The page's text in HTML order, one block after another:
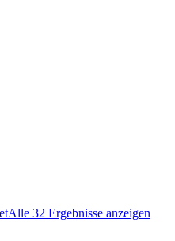
Alle 32 Ergebnisse anzeigen